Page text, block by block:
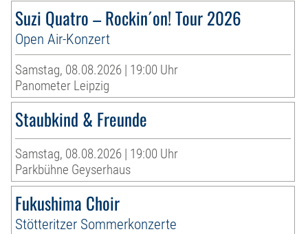
Suzi Quatro – Rockin´on! Tour 2026
Open Air-Konzert
Samstag, 08.08.2026 | 19:00 Uhr
Panometer Leipzig
Staubkind & Freunde
Samstag, 08.08.2026 | 19:00 Uhr
Parkbühne Geyserhaus
Fukushima Choir
Stötteritzer Sommerkonzerte